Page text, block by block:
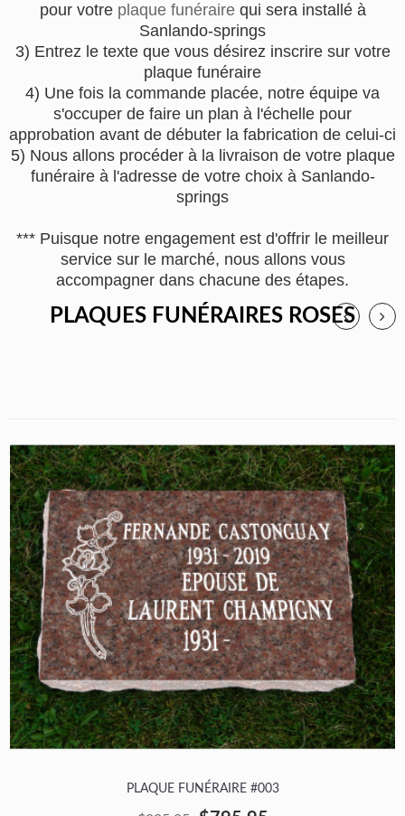
pour votre plaque funérairequi sera installé à
Sanlando-springs
3) Entrez le texte que vous désirez inscrire sur votre
plaque funéraire
4) Une fois la commande placée, notre équipe va
s'occuper de faire un plan à l'échelle pour
approbation avant de débuter la fabrication de celui-ci
5) Nous allons procéder à la livraison de votre plaque
funéraire à l'adresse de votre choix à Sanlando-
springs
*** Puisque notre engagement est d'offrir le meilleur
service sur le marché, nous allons vous
accompagner dans chacune des étapes.
PLAQUES FUNÉRAIRES ROSES
PLAQUE FUNÉRAIRE #003